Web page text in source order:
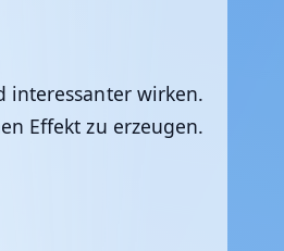
interessanter wirken.
Effekt zu erzeugen.